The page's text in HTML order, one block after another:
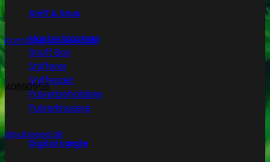
Sniff & Snus
Master blastere
Snuff Box
Snifferør
Sniffesæt
Pulverbeholdere
Pulverknusere
Digital vægte
Kontakt@subseed.dk
40690956
@subseed.dk